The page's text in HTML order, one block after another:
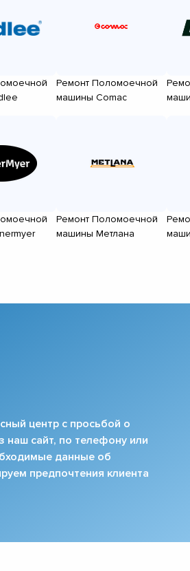
Ремонт Поломоечной
машины Comac
Ремонт Поломоечной
машины Метлана
центр с просьбой о
наш сайт, по телефону или
данные об
предпочтения клиента